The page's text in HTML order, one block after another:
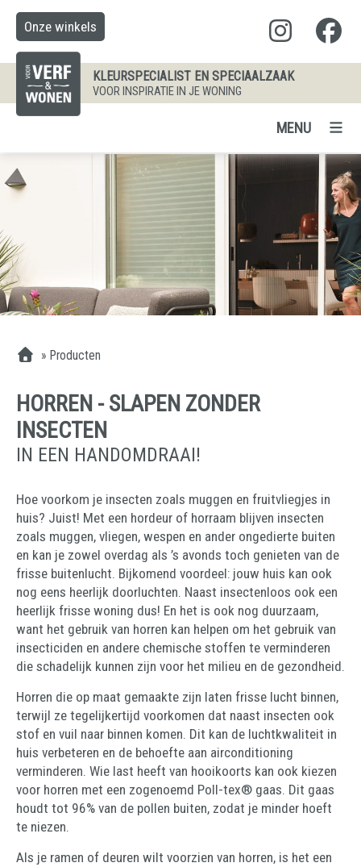
KLEURSPECIALIST EN SPECIAALZAAK
VOOR INSPIRATIE IN JE WONING
Onze winkels
MENU
» Producten
HORREN - SLAPEN ZONDER
INSECTEN
IN EEN HANDOMDRAAI!
Hoe voorkom je insecten zoals muggen en fruitvliegjes in
huis? Juist! Met een hordeur of horraam blijven insecten
zoals muggen, vliegen, wespen en ander ongedierte buiten
en kan je zowel overdag als ’s avonds toch genieten van de
frisse buitenlucht. Bijkomend voordeel: jouw huis kan ook
nog eens heerlijk doorluchten. Naast insectenloos ook een
heerlijk frisse woning dus! En het is ook nog duurzaam,
want het gebruik van horren kan helpen om het gebruik van
insecticiden en andere chemische stoffen te verminderen
die schadelijk kunnen zijn voor het milieu en de gezondheid.
Horren die op maat gemaakte zijn laten frisse lucht binnen,
terwijl ze tegelijkertijd voorkomen dat naast insecten ook
stof en vuil naar binnen komen. Dit kan de luchtkwaliteit in
huis verbeteren en de behoefte aan airconditioning
verminderen. Wie last heeft van hooikoorts kan ook kiezen
voor horren met een zogenoemd Poll-tex® gaas. Dit gaas
houdt tot 96% van de pollen buiten, zodat je minder hoeft
te niezen.
Als je ramen of deuren wilt voorzien van horren, is het een